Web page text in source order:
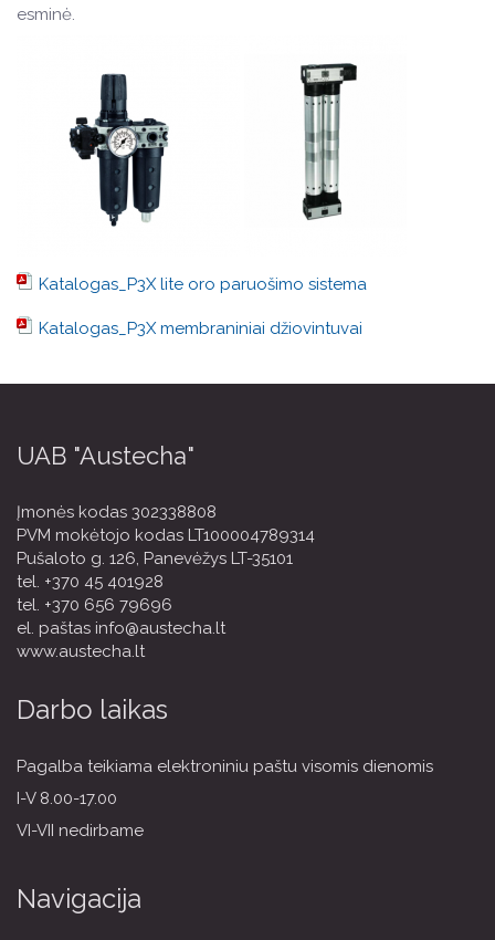
esminė.
Katalogas_P3X lite oro paruošimo sistema
Katalogas_P3X membraniniai džiovintuvai
UAB "Austecha"
Įmonės kodas 302338808
PVM mokėtojo kodas LT100004789314
Pušaloto g. 126, Panevėžys LT-35101
tel. +370 45 401928
tel. +370 656 79696
el. paštas info@austecha.lt
www.austecha.lt
Darbo laikas
Pagalba teikiama elektroniniu paštu visomis dienomis
I-V 8.00-17.00
VI-VII nedirbame
Navigacija